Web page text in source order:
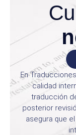
En
calidad
traducción
posterior
asegura que